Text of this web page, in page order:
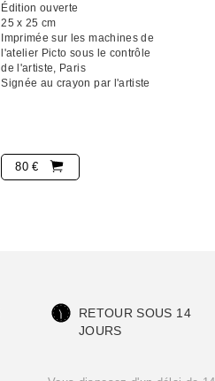
Édition ouverte
25 x 25 cm
Imprimée sur les machines de
l'atelier Picto sous le contrôle
de l'artiste, Paris
Signée au crayon par l'artiste
80 €
RETOUR SOUS 14
JOURS